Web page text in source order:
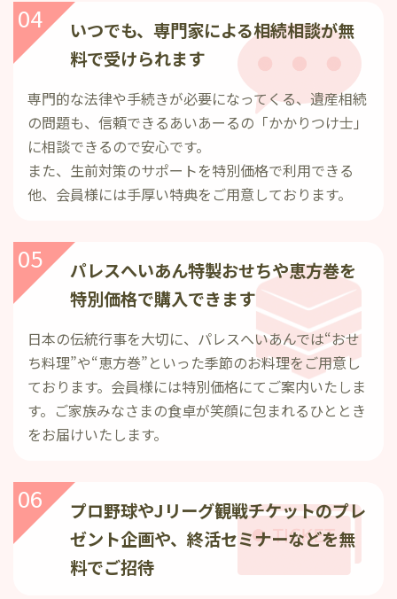
04 いつでも、専門家による相続相談が無
料で受けられます
専門的な法律や手続きが必要になってくる、遺産相続
の問題も、信頼できるあいあーるの「かかりつけ士」
に相談できるので安心です。
また、生前対策のサポートを特別価格で利用できる
他、会員様には手厚い特典をご用意しております。
05 パレスへいあん特製おせちや恵方巻を
特別価格で購入できます
日本の伝統行事を大切に、パレスへいあんでは“おせ
ち料理”や“恵方巻”といった季節のお料理をご用意し
ております。会員様には特別価格にてご案内いたしま
す。ご家族みなさまの食卓が笑顔に包まれるひととき
をお届けいたします。
06 プロ野球やJリーグ観戦チケットのプレ
ゼント企画や、終活セミナーなどを無
料でご招待